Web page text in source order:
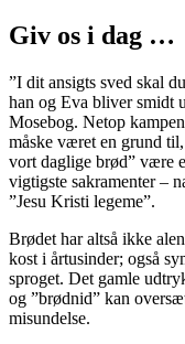
Giv os i dag …
”I dit ansigts sved skal
han og Eva bliver smidt
Mosebog. Netop
måske været en grund
vort daglige brød” være
vigtig­ste sakramenter –
”Jesu Kristi legeme”.
Brødet har altså ikke
kost i år­tusinder; også
sproget. Det gamle
og ”brødnid” kan
misundelse.